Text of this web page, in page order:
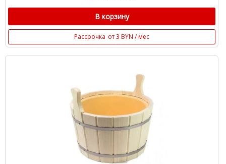
В корзину
Рассрочка от 3 BYN / мес